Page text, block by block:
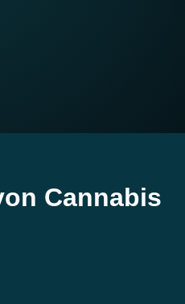
Cannabis